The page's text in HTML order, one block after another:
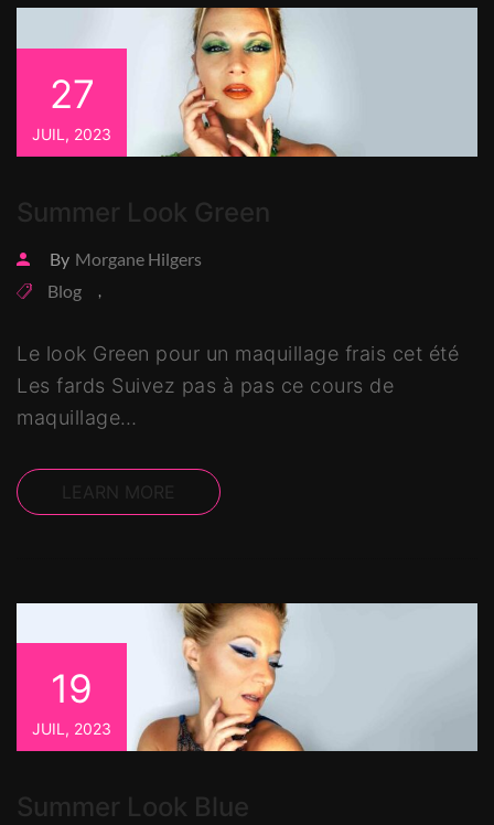
27
JUIL, 2023
Summer Look Green
By Morgane Hilgers
Blog
,
Le look Green pour un maquillage frais cet été
Les fards Suivez pas à pas ce cours de
maquillage…
LEARN MORE
19
JUIL, 2023
Summer Look Blue